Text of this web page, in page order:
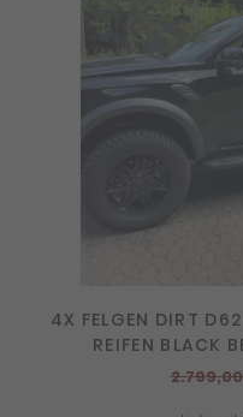
4X FELGEN DIRT
REIFEN BLACK